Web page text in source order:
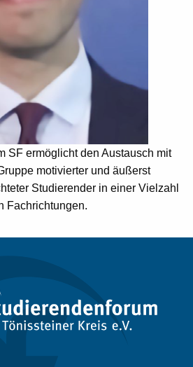
SF ermöglicht den Austausch mit
motivierter und äußerst
Studierender in einer Vielzahl
Fachrichtungen.